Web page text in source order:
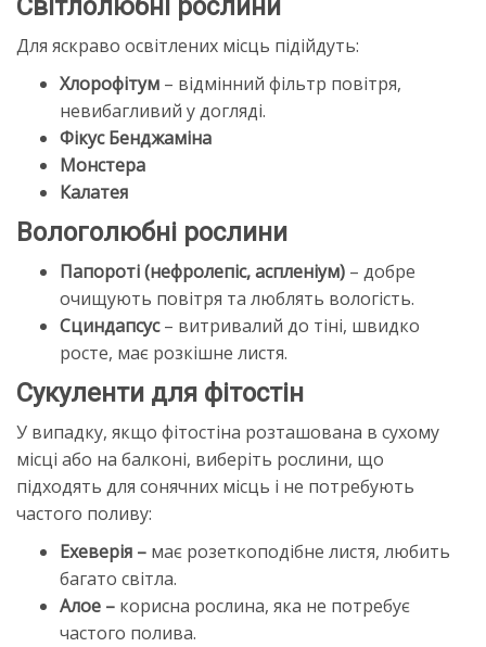
Світлолюбні рослини
Для яскраво освітлених місць підійдуть:
Хлорофітум – відмінний фільтр повітря,
невибагливий у догляді.
Фікус Бенджаміна
Монстера
Калатея
Вологолюбні рослини
Папороті (нефролепіс, аспленіум) – добре
очищують повітря та люблять вологість.
Сциндапсус– витривалий до тіні, швидко
росте, має розкішне листя.
Сукуленти для фітостін
У випадку, якщо фітостіна розташована в сухому
місці або на балконі, виберіть рослини, що
підходять для сонячних місць і не потребують
частого поливу:
Ехеверія – має розеткоподібне листя, любить
багато світла.
Алое – корисна рослина, яка не потребує
частого полива.